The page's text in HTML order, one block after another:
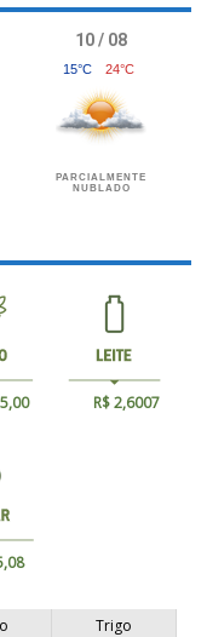
10 / 08
15°C 24°C
PARCIALMENTE
NUBLADO
R$ 2,6007
Trigo